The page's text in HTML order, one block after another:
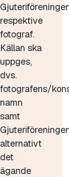
respektive
fotograf.
Källan ska
uppges,
dvs.
fotografens/
namn
samt
alternativt
det
ägande